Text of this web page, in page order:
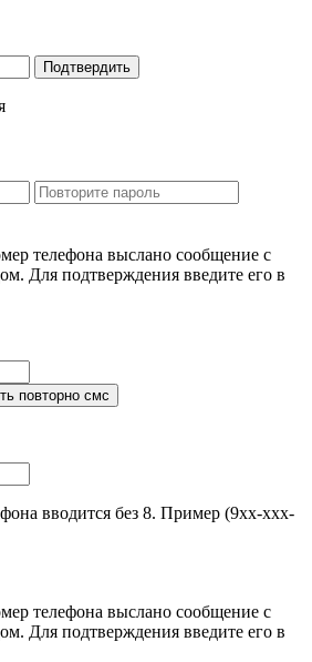
Подтвердить
телефона выслано сообщение с
Для подтверждения введите его в
вводится без 8. Пример (9хх-ххх-
телефона выслано сообщение с
Для подтверждения введите его в